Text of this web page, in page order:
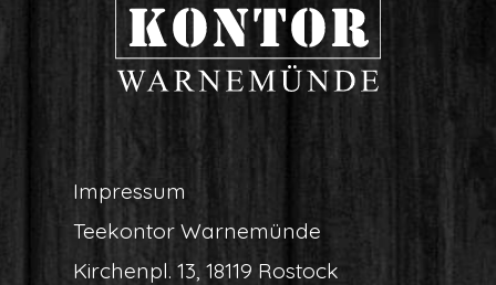
Impres­sum
Tee­kon­tor Warnemünde
Kir­chen­pl. 13, 18119 Rostock